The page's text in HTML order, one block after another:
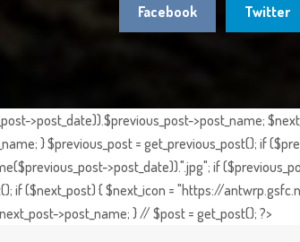
Facebook Twitter
>post_date)).$previous_post->post_name;
} $previous_post = get_previous_post(); if
>post_date)).".jpg"; if
if ($next_post) { $next_icon = "https://
>post_name; } // $post = get_post(); ?>